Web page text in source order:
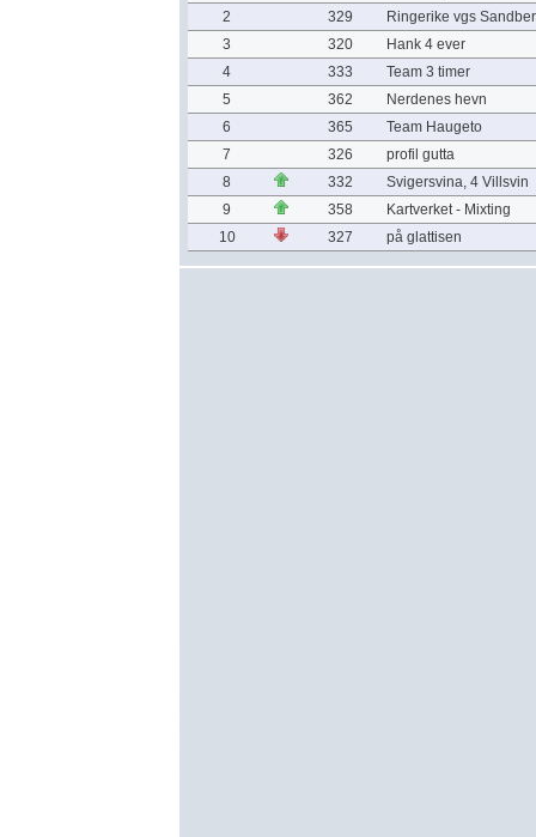
2
329
Ringerike vgs
3
320
Hank 4 ever
4
333
Team 3 timer
5
362
Nerdenes hevn
6
365
Team Haugeto
7
326
profil gutta
8
332
Svigersvina, 4 Villsvin
9
358
Kartverket - Mixting
10
327 på glattisen